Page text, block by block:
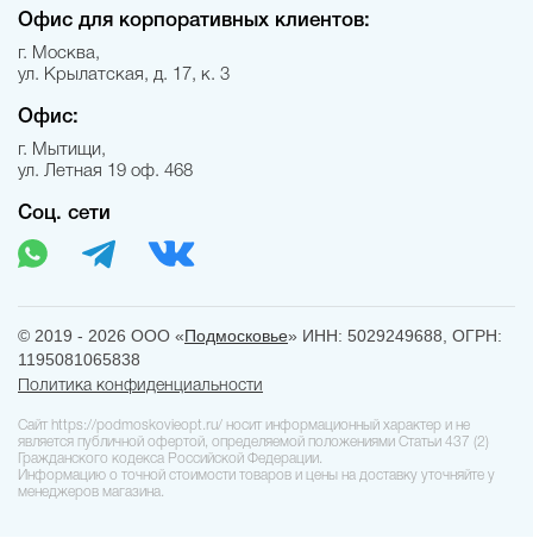
Офис для корпоративных клиентов:
г. Москва,
ул. Крылатская, д. 17, к. 3
Офис:
г. Мытищи,
ул. Летная 19 оф. 468
Соц. сети
© 2019 - 2026 ООО «Подмосковье» ИНН: 5029249688, ОГРН:
1195081065838
Политика конфиденциальности
Сайт https://podmoskovieopt.ru/ носит информационный характер и не
является публичной офертой, определяемой положениями Статьи 437 (2)
Гражданского кодекса Российской Федерации.
Информацию о точной стоимости товаров и цены на доставку уточняйте у
менеджеров магазина.